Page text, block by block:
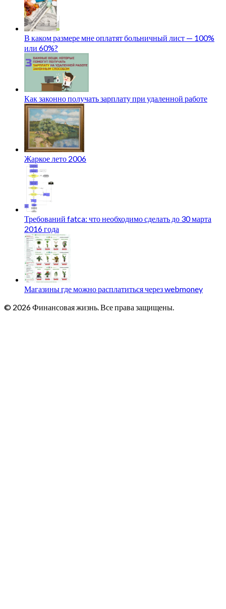
В каком размере мне оплатят больничный лист — 100%
или 60%?
Как законно получать зарплату при удаленной работе
Жаркое лето 2006
Требований fatca: что необходимо сделать до 30 марта
2016 года
Магазины где можно расплатиться через webmoney
© 2026 Финансовая жизнь. Все права защищены.